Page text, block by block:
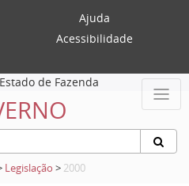
Ajuda
Acessibilidade
de Fazenda
Legislação > 2000